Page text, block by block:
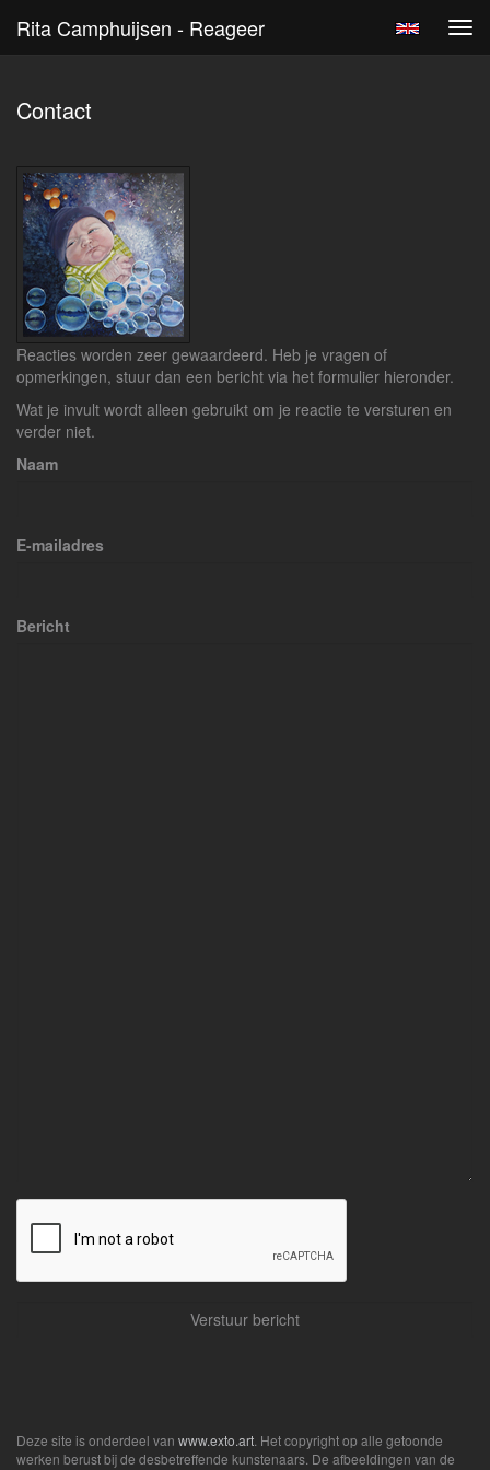
Rita Camphuijsen - Reageer
Contact
Reacties worden zeer gewaardeerd. Heb je vragen of
opmerkingen, stuur dan een bericht via het formulier hieronder.
Wat je invult wordt alleen gebruikt om je reactie te versturen en
verder niet.
Naam
E-mailadres
Bericht
Deze site is onderdeel van www.exto.art . Het copyright op alle getoonde
werken berust bij de desbetreffende kunstenaars. De afbeeldingen van de